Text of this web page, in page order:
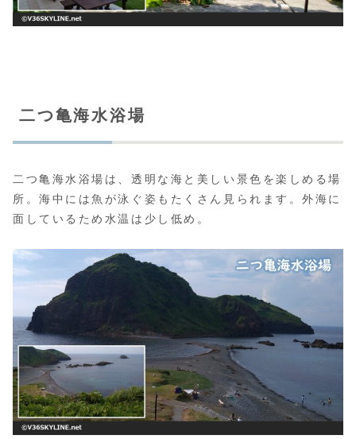
二つ亀海水浴場
二つ亀海水浴場は、透明な海と美しい景色を楽しめる場
所。海中には魚が泳ぐ姿もたくさん見られます。外海に
面しているため水温は少し低め。